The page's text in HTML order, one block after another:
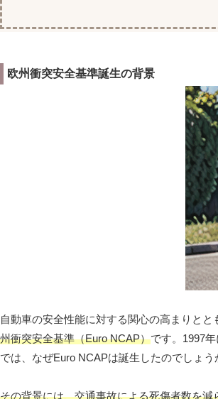
欧州衝突安全基準誕生の背景
自動車の安全性能に対する関心の高まりと
州衝突安全基準（Euro NCAP）です。1997
では、なぜEuro NCAPは誕生したのでしょう
その背景には、交通事故による死傷者数を